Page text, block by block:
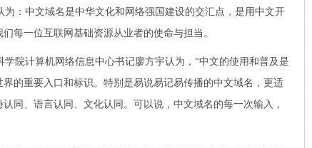
：中文域名是中华文化和网络强国建设的交汇点，是用中文开
每一位互联网基础资源从业者的使命与担当。
院计算机网络信息中心书记廖方宇认为，“中文的使用和普及是
的重要入口和标识。特别是易说易记易传播的中文域名，更适
同、语言认同、文化认同。可以说，中文域名的每一次输入，